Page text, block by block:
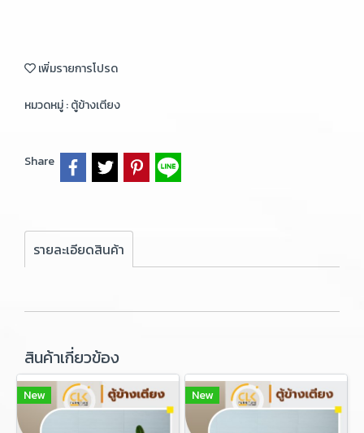
เพิ่มรายการโปรด
หมวดหมู่ :ตู้ข้างเตียง
Share
รายละเอียดสินค้า
สินค้าเกี่ยวข้อง
New New